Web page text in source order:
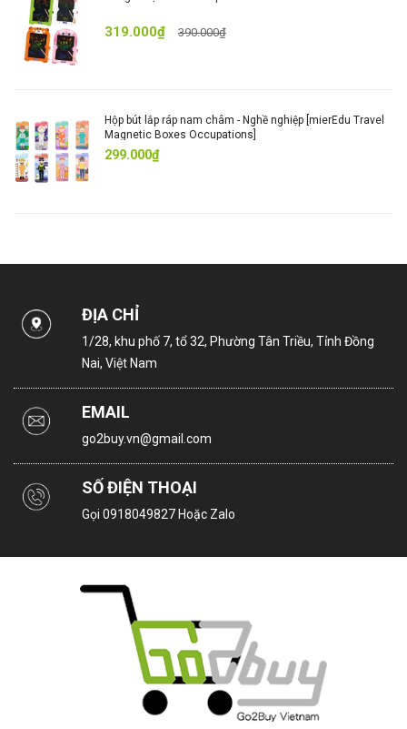
319.000₫ 390.000₫
Hộp bút lắp ráp nam châm - Nghề nghiệp [mierEdu Travel
Magnetic Boxes Occupations]
299.000₫
ĐỊA CHỈ
1/28, khu phố 7, tổ 32, Phường Tân Triều, Tỉnh Đồng
Nai, Việt Nam
EMAIL
go2buy.vn@gmail.com
SỐ ĐIỆN THOẠI
Gọi 0918049827 Hoặc Zalo